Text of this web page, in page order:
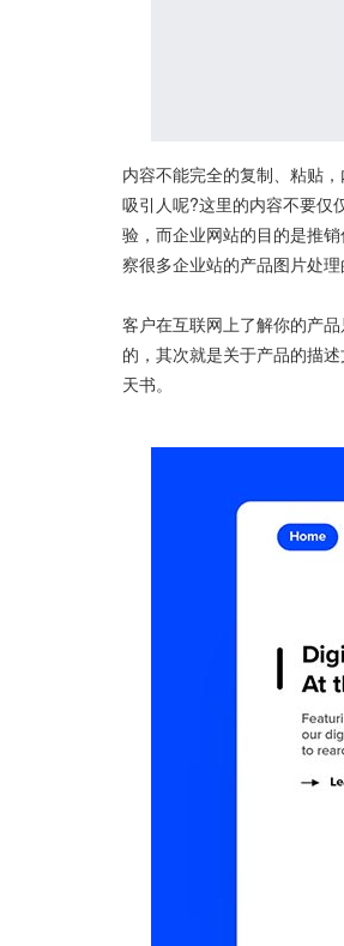
内容不能完全的复制、粘贴
吸引人呢?这里的内容不要仅
验，而企业网站的目的是推
察很多企业站的产品图片处
客户在互联网上了解你的产
的，其次就是关于产品的描
天书。